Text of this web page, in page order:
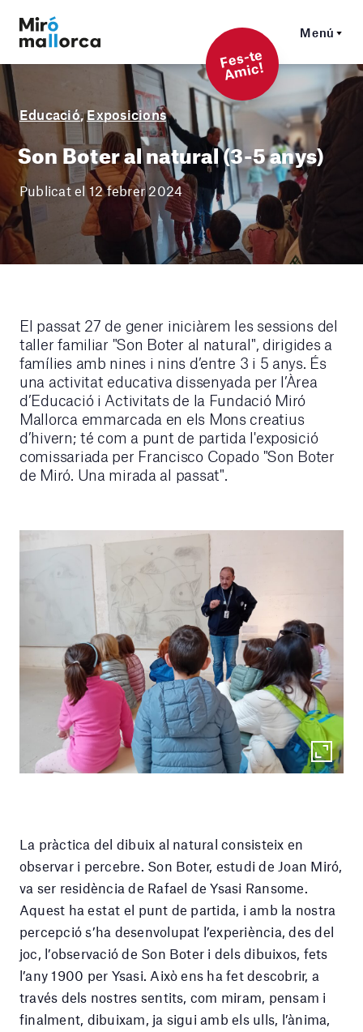
Menú
F
es-t
e
A
mi
c!
Educació,Exposicions
Son Boter al natural (3-5 anys)
Publicat el 12 febrer 2024
El passat 27 de gener iniciàrem les sessions del
taller familiar "Son Boter al natural", dirigides a
famílies amb nines i nins d’entre 3 i 5 anys. És
una activitat educativa dissenyada per l’Àrea
d’Educació i Activitats de la Fundació Miró
Mallorca emmarcada en els Mons creatius
d’hivern; té com a punt de partida l'exposició
comissariada per Francisco Copado "Son Boter
de Miró. Una mirada al passat".
La pràctica del dibuix al natural consisteix en
observar i percebre. Son Boter, estudi de Joan Miró,
va ser residència de Rafael de Ysasi Ransome.
Aquest ha estat el punt de partida, i amb la nostra
percepció s’ha desenvolupat l’experiència, des del
joc, l’observació de Son Boter i dels dibuixos, fets
l’any 1900 per Ysasi. Això ens ha fet descobrir, a
través dels nostres sentits, com miram, pensam i
finalment, dibuixam, ja sigui amb els ulls, l’ànima,